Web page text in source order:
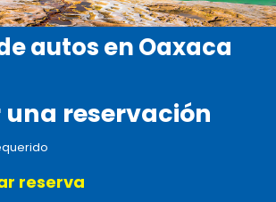
autos en Oaxaca
una reservación
reserva